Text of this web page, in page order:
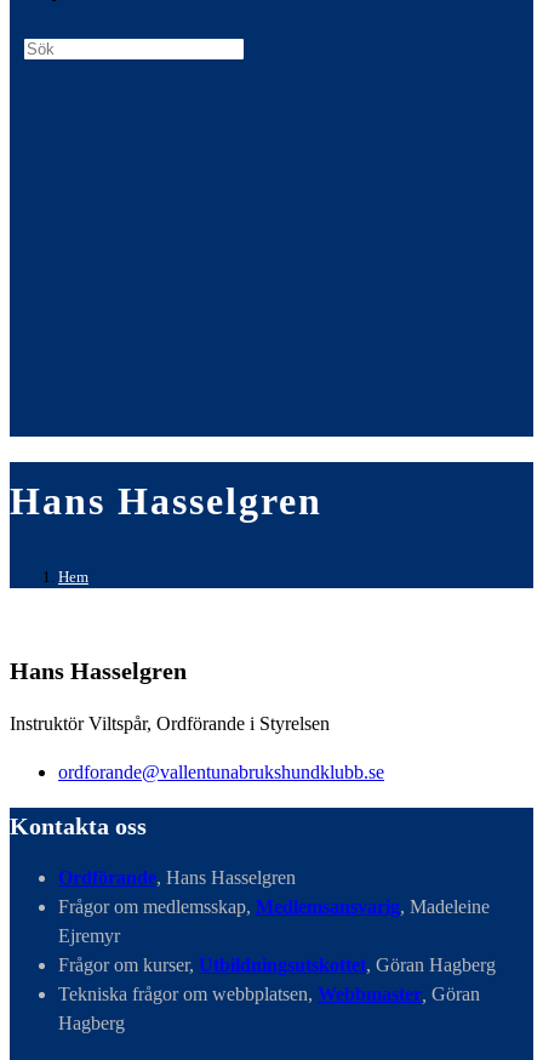
Hans Hasselgren
Hem
Hans Hasselgren
Instruktör Viltspår, Ordförande i Styrelsen
ordforande@vallentunabrukshundklubb.se
Kontakta oss
Ordförande, Hans Hasselgren
Frågor om medlemsskap, Medlemsansvarig, Madeleine
Ejremyr
Frågor om kurser, Utbildningsutskottet, Göran Hagberg
Tekniska frågor om webbplatsen, Webbmaster Göran
Hagberg